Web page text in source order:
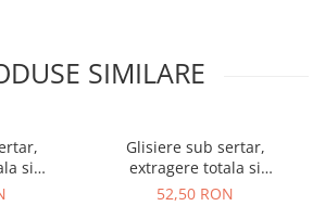
SIMILARE
si
sertar
Glisiere sub sertar,
extragere totala si
amortizare, pentru sertar
52,50 RON